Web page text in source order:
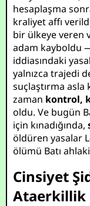
hesaplaşma
kraliyet affı
bir ülkeye veren
adam kayboldu
iddiasındaki
yalnızca trajedi
suçlaştırma asla
zaman kontrol,
oldu. Ve bugün
için kınadığında,
öldüren yasalar
ölümü Batı
Cinsiyet
Ataerkillik